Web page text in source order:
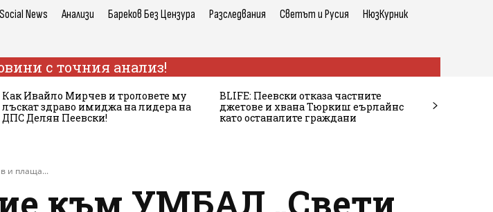
Social News Анализи Бареков Без Цензура Разследвания Светът и Русия НюзКурник
с точния анализ!
Как Ивайло Мирчев и троловете му
лъскат здраво имиджа на лидера на
ДПС Делян Пеевски!
BLIFE: Пеевски отказа частните
джетове и хвана Тюркиш еърлайнс
като останалите граждани
и плаща...